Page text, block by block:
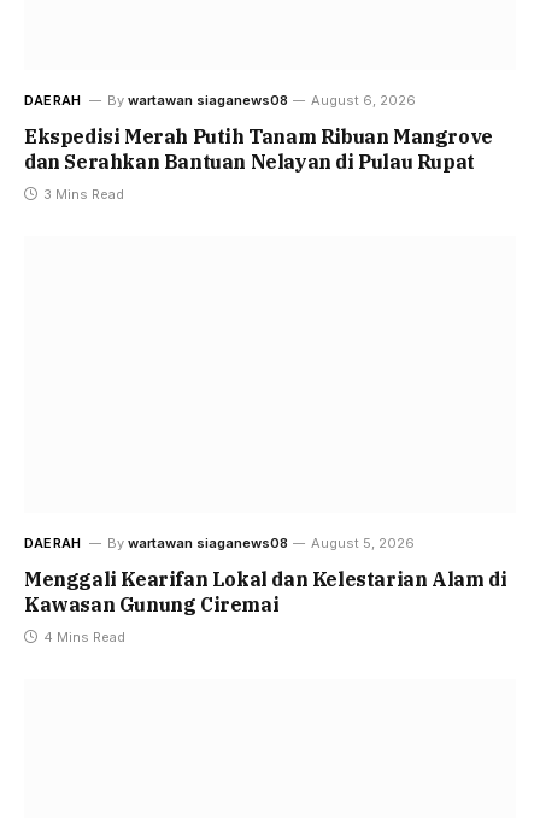
DAERAH By wartawan siaganews08 August 6, 2026
Ekspedisi Merah Putih Tanam Ribuan Mangrove
dan Serahkan Bantuan Nelayan di Pulau Rupat
3 Mins Read
DAERAH By wartawan siaganews08 August 5, 2026
Menggali Kearifan Lokal dan Kelestarian Alam di
Kawasan Gunung Ciremai
4 Mins Read